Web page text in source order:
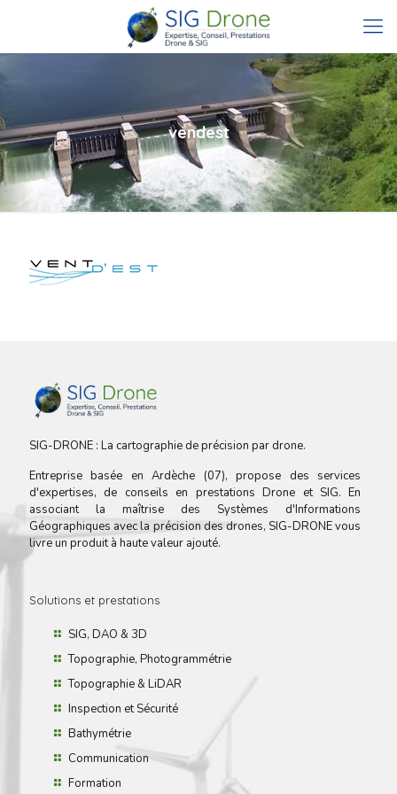
vendest
SIG-DRONE : La cartographie de précision par drone.
Entreprise basée en Ardèche (07), propose des services
d'expertises, de conseils en prestations Drone et SIG. En
associant la maîtrise des Systèmes d'Informations
Géographiques avec la précision des drones, SIG-DRONE vous
livre un produit à haute valeur ajouté.
Solutions et prestations
SIG, DAO & 3D
Topographie, Photogrammétrie
Topographie & LiDAR
Inspection et Sécurité
Bathymétrie
Communication
Formation